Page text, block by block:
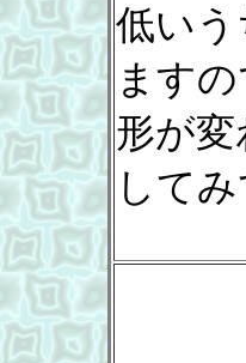
低い
ます
形が
してみ